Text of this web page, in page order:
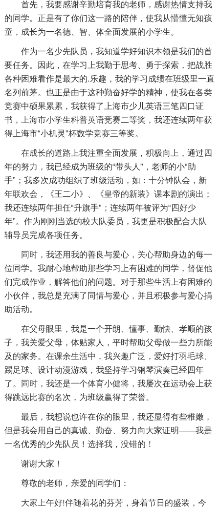
首先，我要感谢辛勤培育我的老师，感谢热情支持我
的同学。正是有了你们这一路的陪伴，使我从懵懂无知孩
童，成长为一名德、智、体全面发展的小学生。
作为一名少先队员，我知道学好知识本领是我们的首
要任务。因此，在学习上我勤于思考、勇于探索，把战胜
各种困难看作是最大的.乐趣，我的学习成绩在班级里一直
名列前茅。也正是由于这种勤奋好学的精神，使我在各类
竞赛中硕果累累，我获得了上海市少儿英语三笔四口证
书，上海市小学生科普英语竞赛二等奖，我还连续两年获
得上海市“小机灵”杯数学竞赛三等奖。
在成长的道路上我注重全面发展，积极向上，通过四
年的努力，我已经成为班级的“带头人”，老师的小“助
手”；我多次成功组织了班级活动，如：十分钟队会，新
年联欢会，《王二小》、《皇帝的新装》课本剧的演出；
我还连续两年担任“升旗手”；连续两年被评为“四好少
年”。作为刚刚当选的校大队委员，我更是积极配合大队
辅导员完成各项任务。
同时，我还用我的善良与爱心，关心帮助身边的每一
位同学。我耐心地帮助那些学习上有困难的同学，督促他
们完成作业，解答他们的问题。对于那些生活上有困难的
小伙伴，我总是充满了同情与爱心，并且积极参与爱心捐
助活动。
在父母眼里，我是一个开朗、懂事、勤快、孝顺的孩
子，我关爱父母，体贴家人，平时帮助父母做一些力所能
及的家务。在课余生活中，我兴趣广泛，爱好打羽毛球、
踢足球、设计动漫游戏，我坚持学习钢琴演奏已经四年
了。同时，我还是一个体育小健将，我屡次在运动会上获
得跳远比赛的名次，为班级赢得了荣誉。
最后，我想说也许在你的眼里，我还显得有些稚嫩，
但是我会用自己的真诚、勤奋、努力向大家证明——我是
一名优秀的少先队员！选择我，没错的！
谢谢大家！
尊敬的老师，亲爱的同学们：
大家上午好!伴随着花的芬芳，身着节日的盛装，今